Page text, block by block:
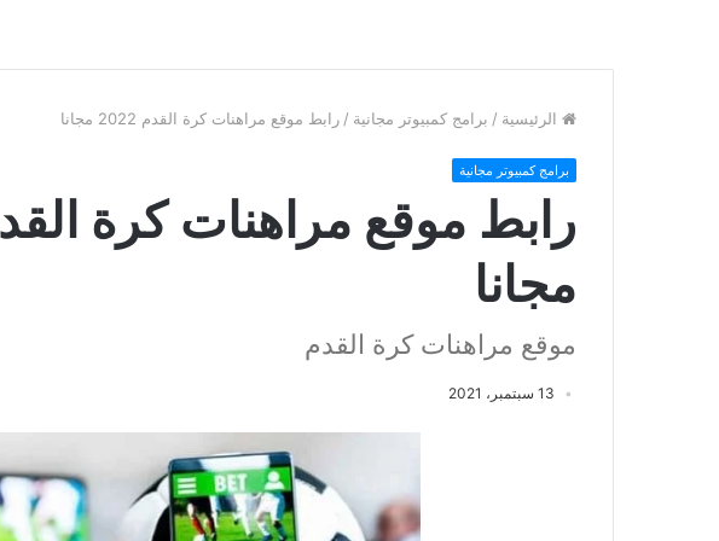
الرئيسية / برامج كمبيوتر مجانية / رابط موقع مراهنات كرة القدم 2022 مجانا
برامج كمبيوتر مجانية
مجانا
موقع مراهنات كرة القدم
13 سبتمبر، 2021